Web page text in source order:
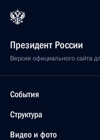
Президент России
Версия официального сайта
События
Структура
Видео и фото